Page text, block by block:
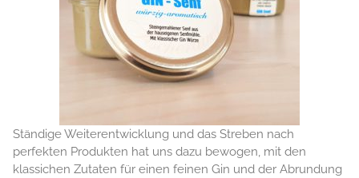
Ständige Weiterentwicklung und das Streben nach
perfekten Produkten hat uns dazu bewogen, mit den
klassichen Zutaten für einen feinen Gin und der Abrundung